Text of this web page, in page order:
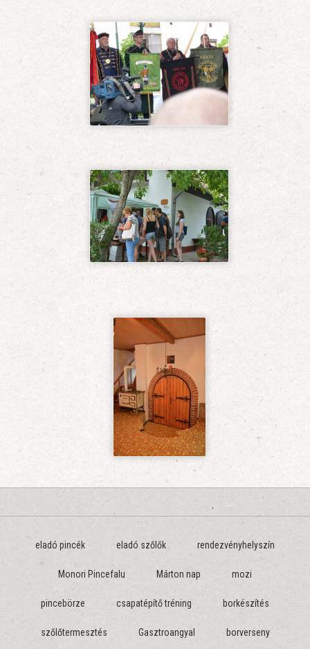
eladó pincék eladó szőlők rendezvényhelyszín
Monori Pincefalu Márton nap mozi
pincebörze csapatépítő tréning borkészítés
szőlőtermesztés Gasztroangyal borverseny